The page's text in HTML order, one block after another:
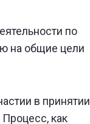
по
на общие цели
в принятии
как